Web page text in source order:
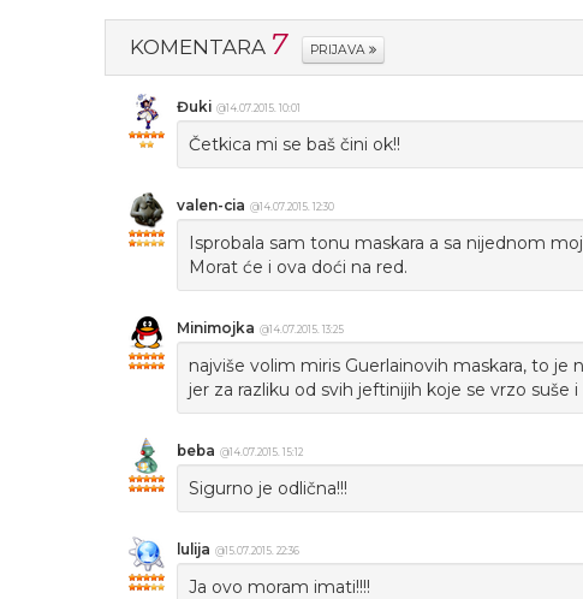
KOMENTARA 7 PRIJAVA
Đuki @14.07.2015. 10:01
Četkica mi se baš čini ok!!
valen-cia @14.07.2015. 12:30
Isprobala sam tonu maskara a sa nijednom
Morat će i ova doći na red.
Minimojka @14.07.2015. 13:25
najviše volim miris Guerlainovih maskara, to je
jer za razliku od svih jeftinijih koje se vrzo suše
beba @14.07.2015. 15:12
Sigurno je odlična!!!
lulija @15.07.2015. 22:36
Ja ovo moram imati!!!!